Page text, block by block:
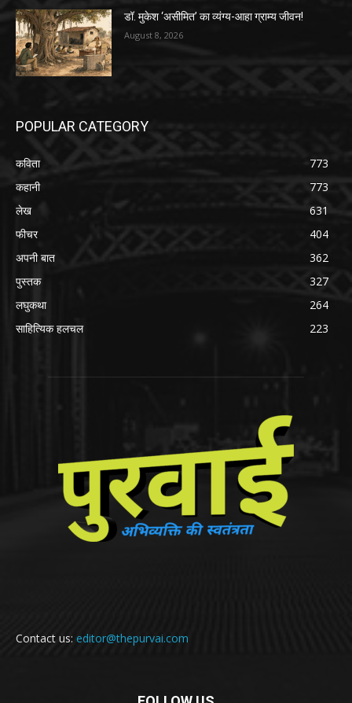
डॉ. मुकेश ‘असीमित’ का व्यंग्य-आहा ग्राम्य जीवन!
August 8, 2026
POPULAR CATEGORY
कविता
773
कहानी
773
लेख
631
फीचर
404
अपनी बात
362
पुस्तक
327
लघुकथा
264
साहित्यिक हलचल
223
Contact us: editor@thepurvai.com